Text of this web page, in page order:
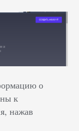
о
к
нажав